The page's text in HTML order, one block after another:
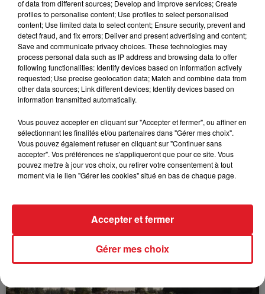
faire de blessés, à proximité de l'immeuble occupé.
Les militants ont dénoncé une intervention
"disproportionnée" des forces de l'ordre.
FIL D'ACTUS
15 juillet 2026
BÉTHUNE: ENQUÊTE POUR HOMICIDE
VOLONTAIRE EN COURS, APRÈS LA...
Selon les premiers éléments, le logement servait
à des prostituées
of data from different sources; Develop and improve services; Create
profiles to personalise content; Use profiles to select personalised
content; Use limited data to select content; Ensure security, prevent and
detect fraud, and fix errors; Deliver and present advertising and content;
Save and communicate privacy choices. These technologies may
process personal data such as IP address and browsing data to offer
following functionalities: Identify devices based on information actively
requested; Use precise geolocation data; Match and combine data from
other data sources; Link different devices; Identify devices based on
information transmitted automatically.
Vous pouvez accepter en cliquant sur "Accepter et fermer", ou affiner en
sélectionnant les finalités et/ou partenaires dans "Gérer mes choix".
Vous pouvez également refuser en cliquant sur "Continuer sans
accepter". Vos préférences ne s'appliqueront que pour ce site. Vous
pouvez mettre à jour vos choix, ou retirer votre consentement à tout
moment via le lien "Gérer les cookies" situé en bas de chaque page.
Gérer mes choix
Accepter et fermer